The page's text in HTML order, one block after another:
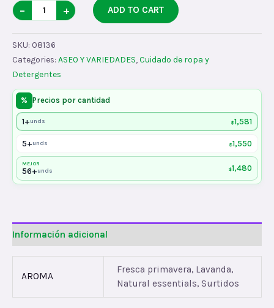
SOFLAN
DP
x180x56
quantity
− + ADD TO CART
SKU: 08136
Categories: ASEO Y VARIEDADES,Cuidado de ropa y
Detergentes
% Precios por cantidad
1+unds $1,581
5+unds $1,550
MEJOR
56+unds $1,480
Información adicional
AROMA
Fresca primavera, Lavanda,
Natural essentials, Surtidos